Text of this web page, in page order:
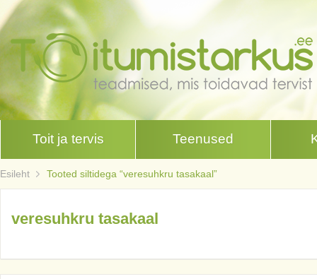
Toit ja tervis Teenused
Esileht Tooted siltidega “veresuhkru tasakaal”
veresuhkru tasakaal